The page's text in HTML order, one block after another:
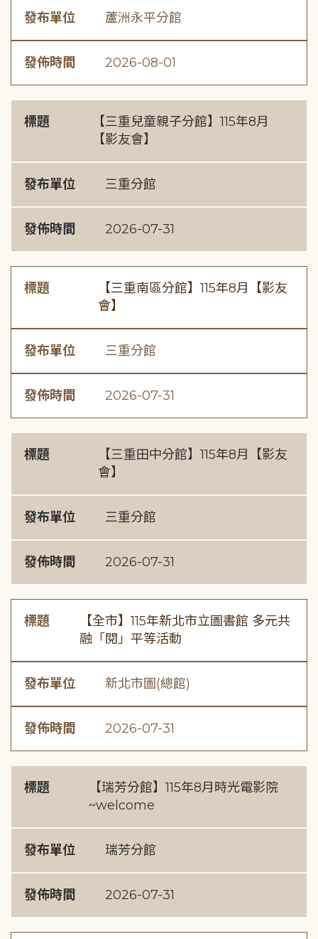
發布單位 蘆洲永平分館
發佈時間 2026-08-01
標題
【三重兒童親子分館】115年8月
【影友會】
發布單位 三重分館
發佈時間 2026-07-31
標題
【三重南區分館】115年8月【影友
會】
發布單位 三重分館
發佈時間 2026-07-31
標題
【三重田中分館】115年8月【影友
會】
發布單位 三重分館
發佈時間 2026-07-31
標題
【全市】115年新北市立圖書館 多元共
融「閱」平等活動
發布單位 新北市圖(總館)
發佈時間 2026-07-31
標題
【瑞芳分館】115年8月時光電影院
~welcome
發布單位 瑞芳分館
發佈時間 2026-07-31